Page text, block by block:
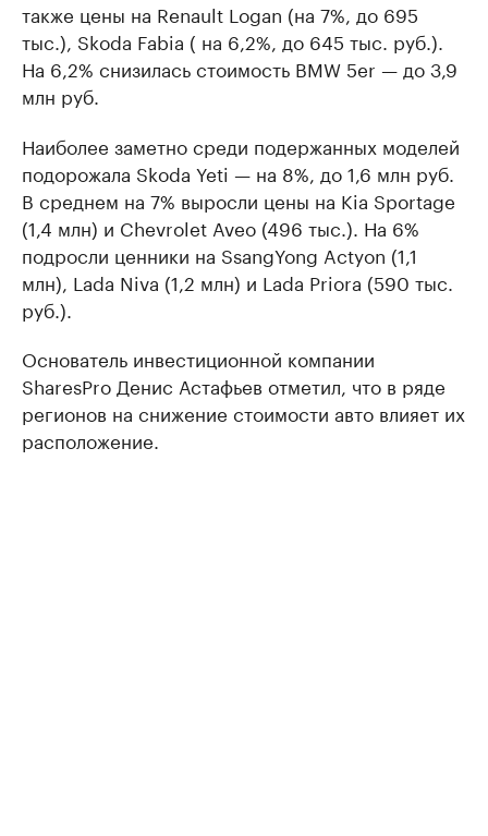
также цены на Renault Logan (на 7%, до 695
тыс.), Skoda Fabia ( на 6,2%, до 645 тыс. руб.).
На 6,2% снизилась стоимость BMW 5er — до 3,9
млн руб.
Наиболее заметно среди подержанных моделей
подорожала Skoda Yeti — на 8%, до 1,6 млн руб.
В среднем на 7% выросли цены на Kia Sportage
(1,4 млн) и Chevrolet Aveo (496 тыс.). На 6%
подросли ценники на SsangYong Actyon (1,1
млн), Lada Niva (1,2 млн) и Lada Priora (590 тыс.
руб.).
Основатель инвестиционной компании
SharesPro Денис Астафьев отметил, что в ряде
регионов на снижение стоимости авто влияет их
расположение.